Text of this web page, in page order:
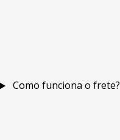
Como funciona o frete?